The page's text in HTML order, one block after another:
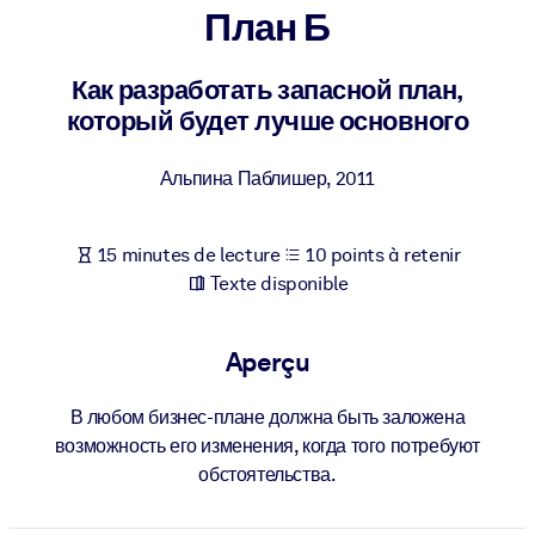
PAR SYSTÈME
Pour LMS/LXP
LMS/LXP pour de meilleurs résultats d'apprentissage.
Enrichissez votre bibliothèque d'entreprise avec des
commerciales fiables et prêtes à l'emploi.
Alimentez vos systèmes d'IA avec des connaissances fiables et
План Б
Как разработать запасной план,
который будет лучше основного
Альпина Паблишер, 2011
15 minutes de lecture
10 points à retenir
Texte disponible
Aperçu
В любом бизнес-плане должна быть заложена
возможность его изменения, когда того потребуют
обстоятельства.